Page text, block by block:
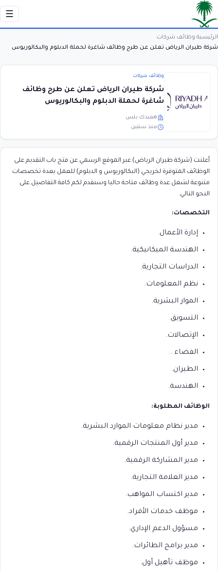
☰
الرئيسية وظائف شركات
شركة طيران الرياض تعلن عن طرح وظائف شاغرة لحملة الدبلوم والبكالوريوس
وظائف شركات
شركة طيران الرياض تعلن عن طرح وظائف
شاغرة لحملة الدبلوم والبكالوريوس
هفيدك بلس
منذ سنتين
أعلنت (شركة طيران الرياض) عبر الموقع الرسمي عن فتح باب التقديم على
الوظائف المتوفرة لخريجي (البكالوريوس و الدبلوم) للعمل بعدة تخصصات
متنوعة لشغل عدة وظائف متاحة حاليا وسنقدم لكم كافة التفاصيل على
النحو التالي.
التخصصات:
إدارة الأعمال.
الهندسة الميكانيكية.
الدراسات التجارية.
نظم المعلومات.
الموار البشرية.
التسويق.
الإتصالات.
الفضاء .
الطيران.
الهندسة.
الوظائف المطلوبة:
مدير نظام معلومات الموارد البشرية.
مدير أول المنتجات الرقمية.
مدير المشاركة الرقمية.
مدير العلامة التجارية.
مدير اكتساب المواهب.
موظف خدمات الأفراد.
مسؤول الدعم الإداري.
مدير برامج الطائرات.
موظف تأهيل أول.